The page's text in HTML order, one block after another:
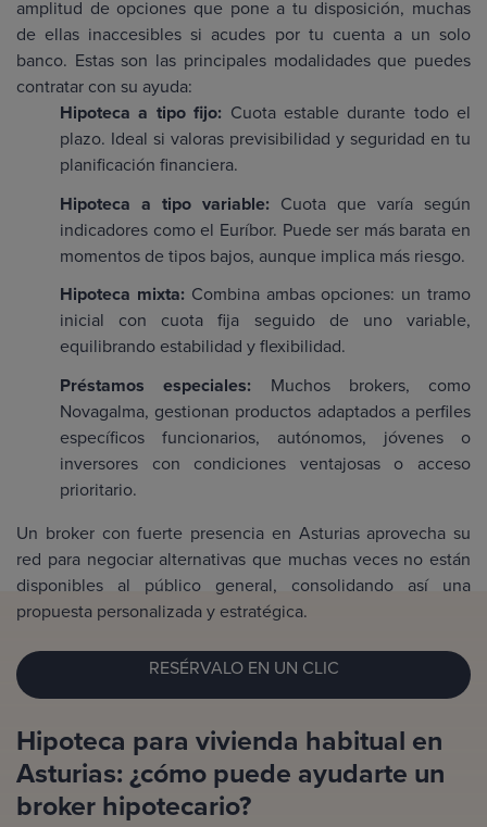
amplitud de opciones que pone a tu disposición, muchas
de ellas inaccesibles si acudes por tu cuenta a un solo
banco. Estas son las principales modalidades que puedes
contratar con su ayuda:
Hipoteca a tipo fijo: Cuota estable durante todo el
plazo. Ideal si valoras previsibilidad y seguridad en tu
planificación financiera.
Hipoteca a tipo variable: Cuota que varía según
indicadores como el Euríbor. Puede ser más barata en
momentos de tipos bajos, aunque implica más riesgo.
Hipoteca mixta: Combina ambas opciones: un tramo
inicial con cuota fija seguido de uno variable,
equilibrando estabilidad y flexibilidad.
Préstamos especiales: Muchos brokers, como
Novagalma, gestionan productos adaptados a perfiles
específicos funcionarios, autónomos, jóvenes o
inversores con condiciones ventajosas o acceso
prioritario.
Un broker con fuerte presencia en Asturias aprovecha su
red para negociar alternativas que muchas veces no están
disponibles al público general, consolidando así una
propuesta personalizada y estratégica.
RESÉRVALO EN UN CLIC
Hipoteca para vivienda habitual en
Asturias: ¿cómo puede ayudarte un
broker hipotecario?